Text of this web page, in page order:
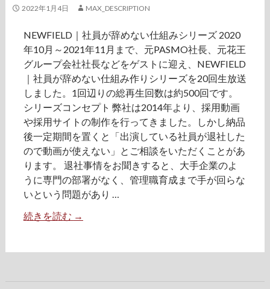
2022年1月4日 MAX_DESCRIPTION
NEWFIELD｜社員が辞めない仕組みシリーズ 2020
年10月～2021年11月まで、元PASMO社長、元花王
グループ会社社長などをゲストに迎え、NEWFIELD
｜社員が辞めない仕組み作りシリーズを20回生放送
しました。1回辺りの総再生回数は約500回です。
シリーズコンセプト 弊社は2014年より、採用動画
や採用サイトの制作を行ってきました。しかし納品
後一定期間を置くと「出演している社員が退社した
ので動画が使えない」とご相談をいただくことがあ
ります。 退社事情をお聞きすると、大手企業のよ
うに専門の部署がなく、管理職育成まで手が回らな
いという問題があり …
続きを読む N
→